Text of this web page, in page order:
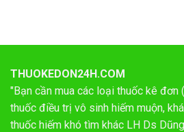
THUOKEDON24H.COM
"Bạn cần mua các loại thuốc kê đơn
thuốc điều trị vô sinh hiếm muộn,
thuốc hiếm khó tìm khác LH Ds